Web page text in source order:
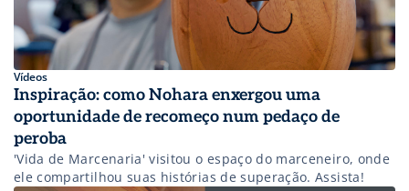
Vídeos
Inspiração: como Nohara enxergou uma
oportunidade de recomeço num pedaço de
peroba
'Vida de Marcenaria' visitou o espaço do marceneiro, onde
ele compartilhou suas histórias de superação. Assista!